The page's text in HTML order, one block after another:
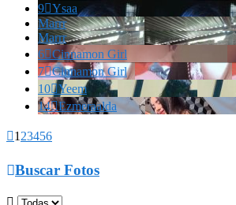
9Ysaa
Marrr
Marrr
6Cinnamon Girl
7Cinnamon Girl
10Yeem
14Ezmeraalda
1 23456
Buscar Fotos